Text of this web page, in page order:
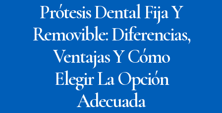
Prótesis Dental Fija Y
Removible: Diferencias,
Ventajas Y Cómo
Elegir La Opción
Adecuada